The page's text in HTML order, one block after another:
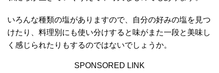
いろんな種類の塩がありますので、自分の好みの塩を見つ
けたり、料理別にも使い分けすると味がまた一段と美味し
く感じられたりもするのではないでしょうか。
SPONSORED LINK